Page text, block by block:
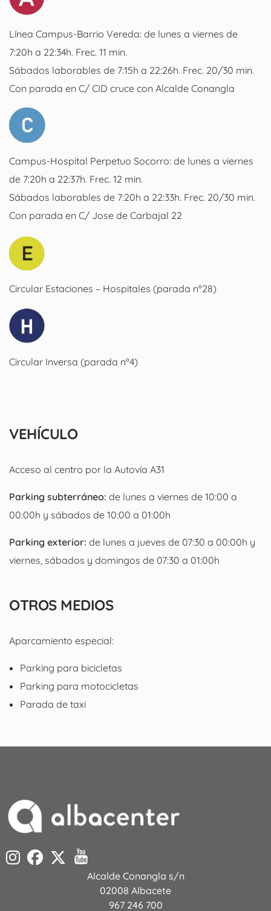
Línea Campus-Barrio Vereda: de lunes a viernes de
7:20h a 22:34h. Frec. 11 min.
Sábados laborables de 7:15h a 22:26h. Frec. 20/30 min.
Con parada en C/ CID cruce con Alcalde Conangla
Campus-Hospital Perpetuo Socorro: de lunes a viernes
de 7:20h a 22:37h. Frec. 12 min.
Sábados laborables de 7:20h a 22:33h. Frec. 20/30 min.
Con parada en C/ Jose de Carbajal 22
Circular Estaciones – Hospitales (parada nº28)
Circular Inversa (parada nº4)
VEHÍCULO
Acceso al centro por la Autovía A31
Parking subterráneo: de lunes a viernes de 10:00 a
00:00h y sábados de 10:00 a 01:00h
Parking exterior: de lunes a jueves de 07:30 a 00:00h y
viernes, sábados y domingos de 07:30 a 01:00h
OTROS MEDIOS
Aparcamiento especial:
Parking para bicicletas
Parking para motocicletas
Parada de taxi
Alcalde Conangla s/n
02008 Albacete
967 246 700